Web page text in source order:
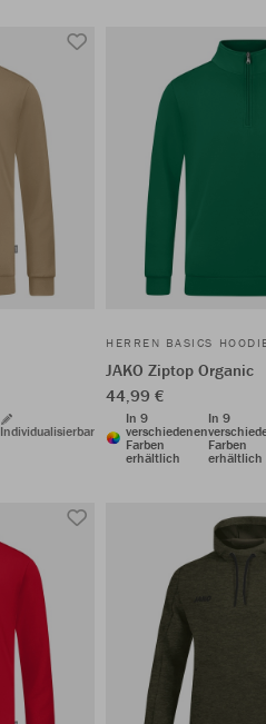
Individualisierbar
HERREN BASICS
JAKO Ziptop Organic
44,99 €
In 9
verschiedenen
Farben
erhältlich
In 9
Farben
erhältlich